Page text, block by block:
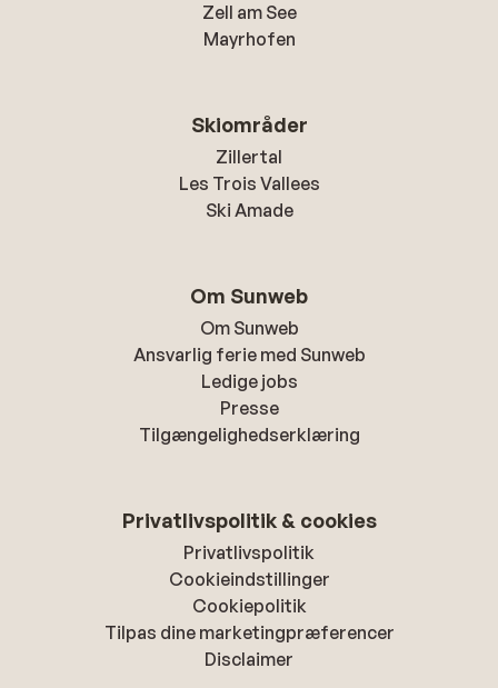
Zell am See
Mayrhofen
Skiområder
Zillertal
Les Trois Vallees
Ski Amade
Om Sunweb
Om Sunweb
Ansvarlig ferie med Sunweb
Ledige jobs
Presse
Tilgængelighedserklæring
Privatlivspolitik & cookies
Privatlivspolitik
Cookieindstillinger
Cookiepolitik
Tilpas dine marketingpræferencer
Disclaimer